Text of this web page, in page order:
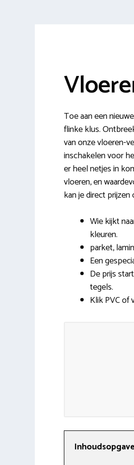
Toe aan een
flinke klus.
van onze vloeren-
inschakelen voor
er heel netjes in
vloeren, en
kan je direct
Wie kijkt
kleuren.
parket,
Een
De prijs
tegels.
Klik PVC of
Inhoudsopgave